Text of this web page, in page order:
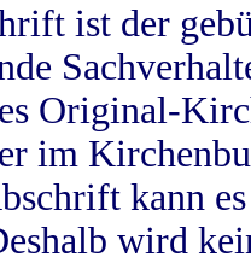
ist der
Original-
im
kann
wird